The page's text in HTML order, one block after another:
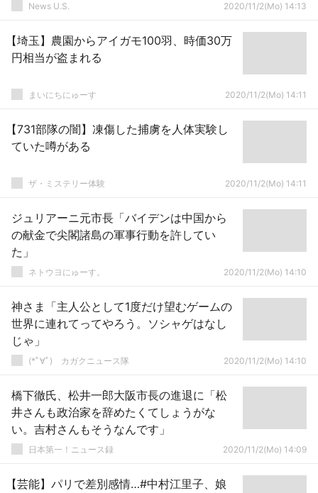
News U.S. 2020/11/2(Mo) 14:13
【埼玉】農園からアイガモ100羽、時価30万
円相当が盗まれる
まいにちにゅーす 2020/11/2(Mo) 14:11
【731部隊の闇】凍傷した捕虜を人体実験し
ていた噂がある
ザ・ミステリー体験 2020/11/2(Mo) 14:11
ジュリアーニ元市長「バイデンは中国から
の献金で尖閣諸島の軍事行動を許してい
た」
ネトウヨにゅーす。 2020/11/2(Mo) 14:10
神さま「主人公として1度だけ望むゲームの
世界に連れてってやろう。ソシャゲはなし
じゃ」
(*ﾟ∀ﾟ)ゞカガクニュース隊 2020/11/2(Mo) 14:10
橋下徹氏、松井一郎大阪市長の進退に「松
井さんも政治家を辞めたくてしょうがな
い。吉村さんもそうなんです」
日本第一！ニュース録 2020/11/2(Mo) 14:09
【芸能】パリで差別感情…#中村江里子、娘